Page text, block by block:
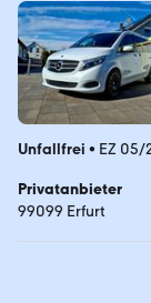
Unfallfrei • EZ 05/
Privatanbieter
99099 Erfurt